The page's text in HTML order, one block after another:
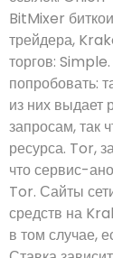
BitMixer
трейдера,
торгов:
попробовать:
из них выдает
запросам, так
ресурса. Tor,
что сервис-
Tor. Сайты
средств на
в том случае,